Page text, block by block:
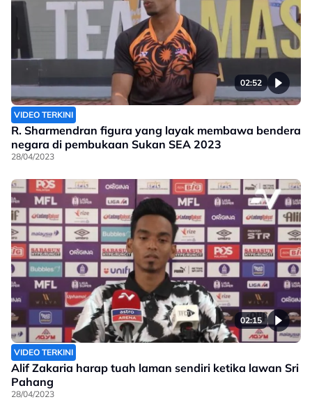
02:52
VIDEO TERKINI
R. Sharmendran figura yang layak membawa bendera
negara di pembukaan Sukan SEA 2023
28/04/2023
02:15
VIDEO TERKINI
Alif Zakaria harap tuah laman sendiri ketika lawan Sri
Pahang
28/04/2023